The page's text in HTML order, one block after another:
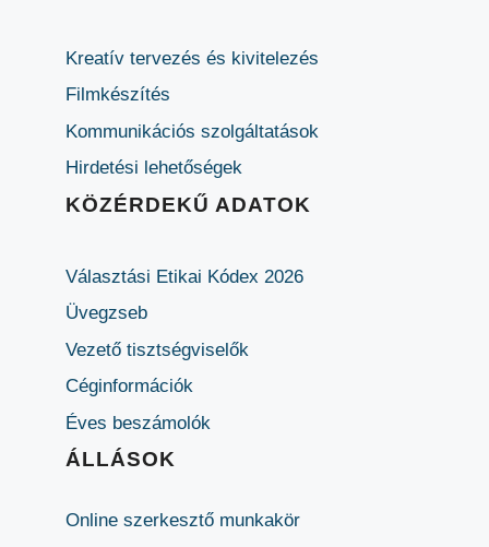
Kreatív tervezés és kivitelezés
Filmkészítés
Kommunikációs szolgáltatások
Hirdetési lehetőségek
KÖZÉRDEKŰ ADATOK
Választási Etikai Kódex 2026
Üvegzseb
Vezető tisztségviselők
Céginformációk
Éves beszámolók
ÁLLÁSOK
Online szerkesztő munkakör